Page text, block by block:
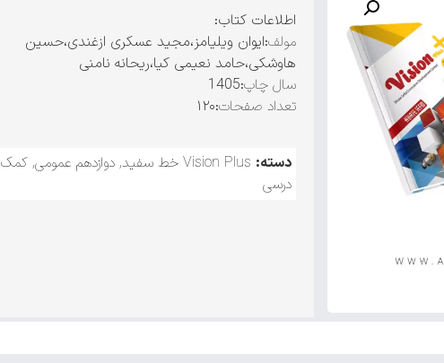
اطلاعات کتاب:
مولف:ایوان ویلیامز،مجید عسکری ازغندی،حسین
هاوشکی،حامد نعیمی کیا،ریحانه نامنی
سال چاپ:1405
تعداد صفحات:۱۲۰
دسته: Vision Plus خط سفید , دوازدهم عمومی, کمک
درسی